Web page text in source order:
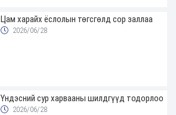
Цам харайх ёслолын төгсгөлд сор заллаа
2026/06/28
Үндэсний сур харвааны шилдгүүд тодорлоо
2026/06/28